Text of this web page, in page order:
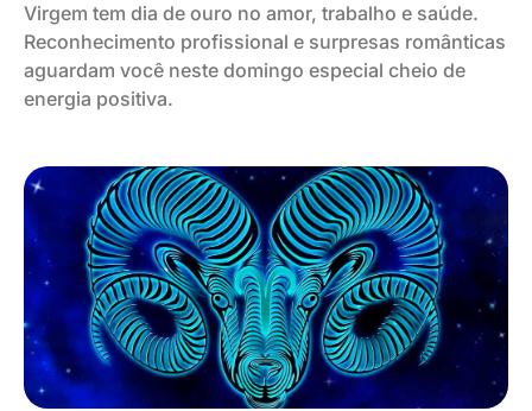
Virgem tem dia de ouro no amor, trabalho e saúde.
Reconhecimento profissional e surpresas românticas
aguardam você neste domingo especial cheio de
energia positiva.